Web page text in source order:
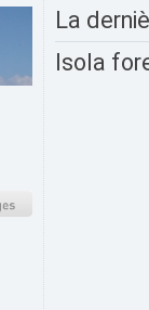
La
Isola